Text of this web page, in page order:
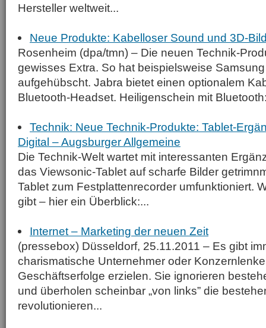
Hersteller weltweit...
Neue Produkte: Kabelloser Sound und 3D-
Rosenheim (dpa/tmn) – Die neuen Technik-
gewisses Extra. So hat beispielsweise
aufgehübscht. Jabra bietet einen optionalem
Bluetooth-Headset. Heiligenschein mit
Technik: Neue Technik-Produkte: Tablet-
Digital – Augsburger Allgemeine
Die Technik-Welt wartet mit interessanten
das Viewsonic-Tablet auf scharfe Bilder
Tablet zum Festplattenrecorder umfunktioniert.
gibt – hier ein Überblick:...
Internet – Marketing der neuen Zeit
(pressebox) Düsseldorf, 25.11.2011 – Es gibt
charismatische Unternehmer oder
Geschäftserfolge erzielen. Sie ignorieren
und überholen scheinbar „von links” die
revolutionieren...